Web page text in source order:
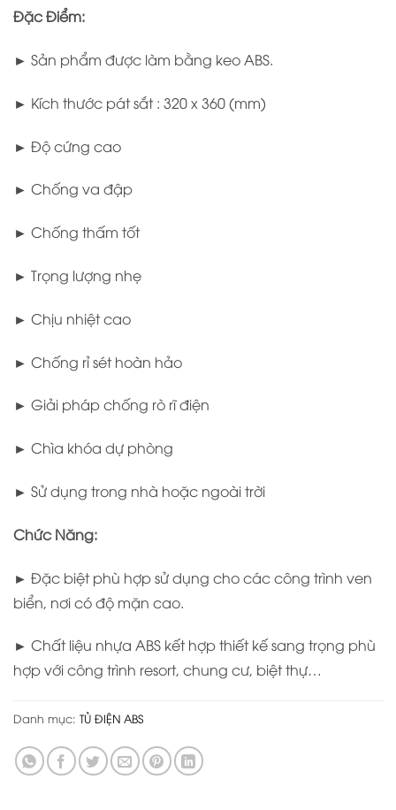
Đặc Điểm:
► Sản phẩm được làm bằng keo ABS.
► Kích thước pát sắt : 320 x 360 (mm)
► Độ cứng cao
► Chống va đập
► Chống thấm tốt
► Trọng lượng nhẹ
► Chịu nhiệt cao
► Chống rỉ sét hoàn hảo
► Giải pháp chống rò rĩ điện
► Chìa khóa dự phòng
► Sử dụng trong nhà hoặc ngoài trời
Chức Năng:
► Đặc biệt phù hợp sử dụng cho các công trình ven
biển, nơi có độ mặn cao.
► Chất liệu nhựa ABS kết hợp thiết kế sang trọng phù
hợp với công trình resort, chung cư, biệt thự…
Danh mục: TỦ ĐIỆN ABS